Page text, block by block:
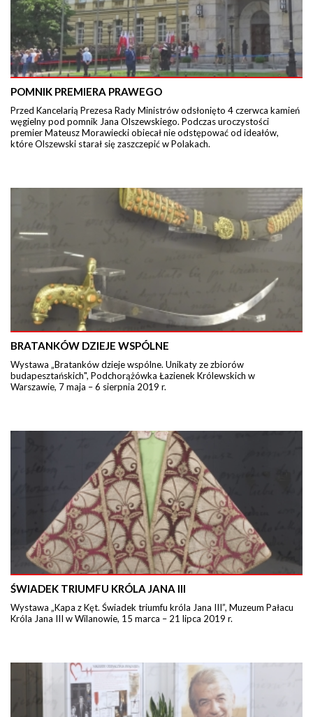
POMNIK PREMIERA PRAWEGO
Przed Kancelarią Prezesa Rady Ministrów odsłonięto 4 czerwca kamień
węgielny pod pomnik Jana Olszewskiego. Podczas uroczystości
premier Mateusz Morawiecki obiecał nie odstępować od ideałów,
które Olszewski starał się zaszczepić w Polakach.
BRATANKÓW DZIEJE WSPÓLNE
Wystawa „Bratanków dzieje wspólne. Unikaty ze zbiorów
budapesztańskich", Podchorążówka Łazienek Królewskich w
Warszawie, 7 maja – 6 sierpnia 2019 r.
ŚWIADEK TRIUMFU KRÓLA JANA III
Wystawa „Kapa z Kęt. Świadek triumfu króla Jana III”, Muzeum Pałacu
Króla Jana III w Wilanowie, 15 marca – 21 lipca 2019 r.